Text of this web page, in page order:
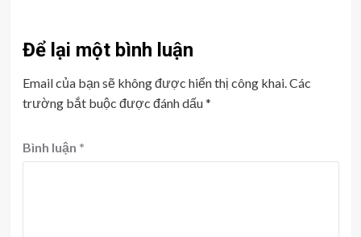
Để lại một bình luận
Email của bạn sẽ không được hiển thị công khai.Các
trường bắt buộc được đánh dấu*
Bình luận *